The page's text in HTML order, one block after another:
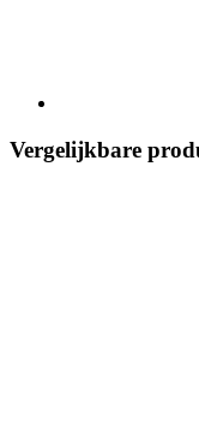
Vergelijkbare